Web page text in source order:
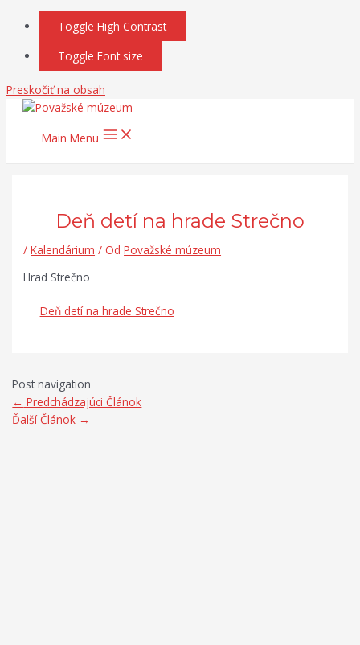
Toggle High Contrast
Toggle Font size
Preskočiť na obsah
Main Menu
Deň detí na hrade Strečno
/Kalendárium / Od Považské múzeum
Hrad Strečno
Deň detí na hrade Strečno
Post navigation
← Predchádzajúci Článok
Ďalší Článok →